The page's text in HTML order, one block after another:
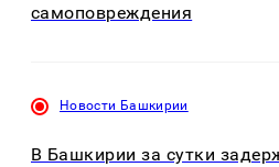
самоповреждения
Новости Башкирии
В Башкирии за сутки